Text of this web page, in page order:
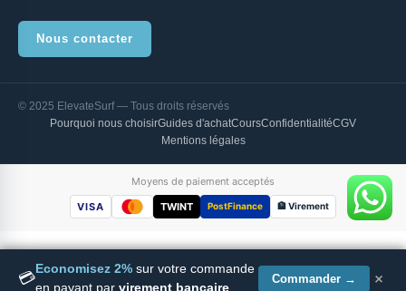
Nous contacter
© 2025 ElevateSurf — Tous droits réservés
Pourquoi nous choisirGuides d'achatCoursConfidentialitéCGV
Mentions légales
Moyens de paiement acceptés
VISA
TWINT PostFinance 🏦 Virement
WOMEN SEAFARER - FZ 3.2mm 2022
💳
Economisez 2% sur votre commande
en payant par virement bancaire
Commander → ×